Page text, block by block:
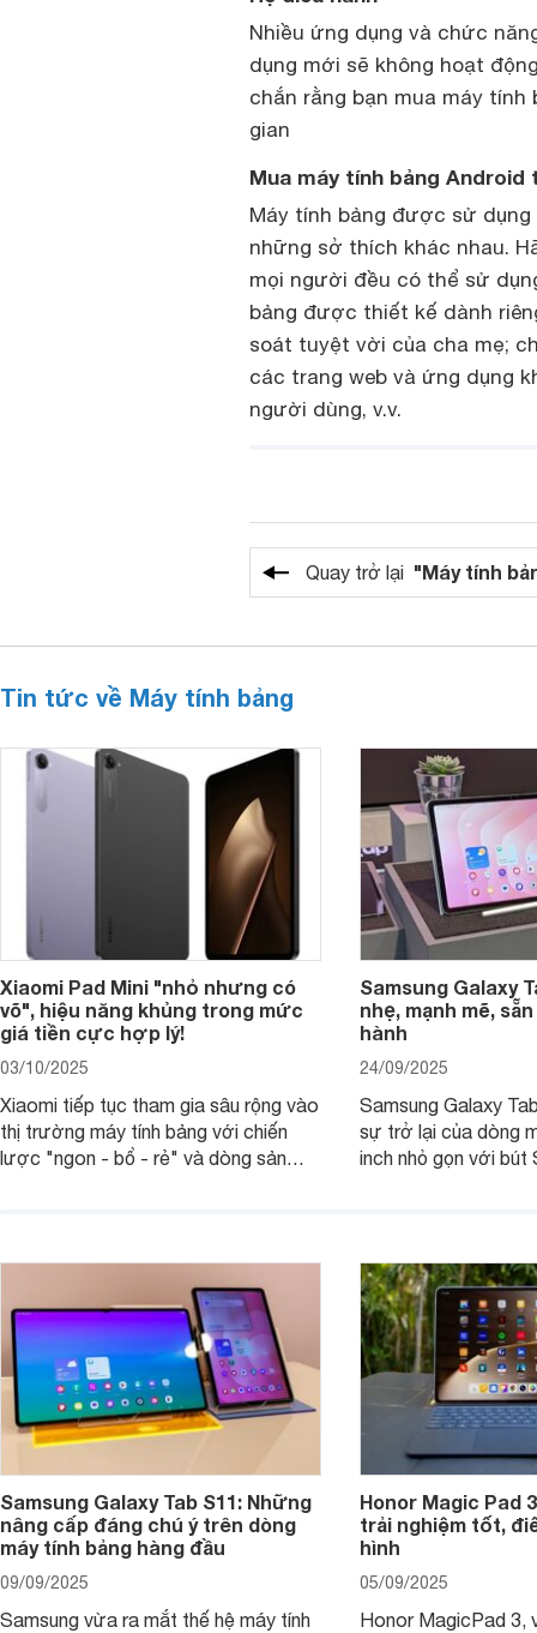
Nhiều ứng dụng và chức
dụng mới sẽ không hoạt
chắn rằng bạn mua máy
gian
Mua máy tính bảng
Máy tính bảng được sử
những sở thích khác nhau.
mọi người đều có thể sử
bảng được thiết kế dành
soát tuyệt vời của cha mẹ;
các trang web và ứng dụng
người dùng, v.v.
Quay trở lại "Máy tính
Tin tức về Máy tính bảng
Xiaomi Pad Mini "nhỏ nhưng có
võ", hiệu năng khủng trong mức
giá tiền cực hợp lý!
03/10/2025
Xiaomi tiếp tục tham gia sâu rộng vào
thị trường máy tính bảng với chiến
lược "ngon - bổ - rẻ" và dòng sản
hội tụ những trang bị cao cấp hàng
đầu, tối ưu trải nghiệm của người sử
dụng.
Samsung Galaxy
nhẹ, mạnh mẽ,
hành
24/09/2025
Samsung Galaxy
sự trở lại của dòng
inch nhỏ gọn với bút
thực sự đáng giá?
Samsung Galaxy Tab S11: Những
nâng cấp đáng chú ý trên dòng
máy tính bảng hàng đầu
09/09/2025
Samsung vừa ra mắt thế hệ máy tính
Honor Magic Pad
trải nghiệm tốt,
hình
05/09/2025
Honor MagicPad 3,